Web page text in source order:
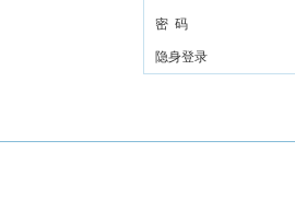
密 码
隐身登录